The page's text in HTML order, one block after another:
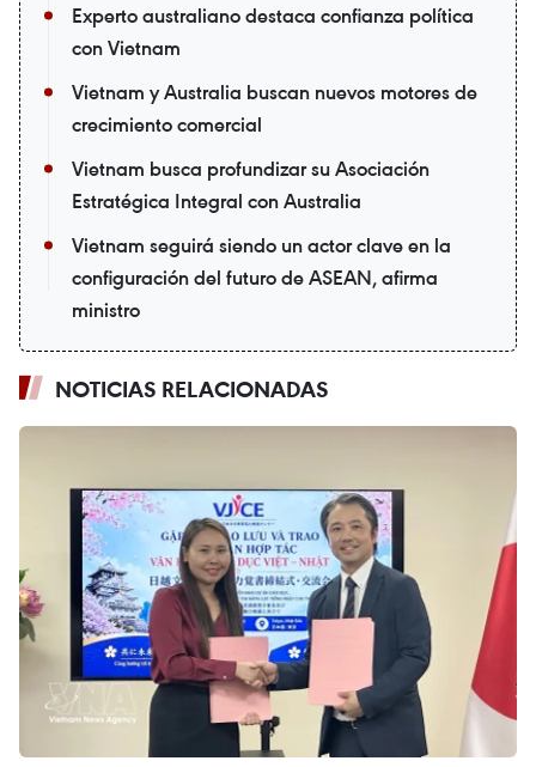
Experto australiano destaca confianza política
con Vietnam
Vietnam y Australia buscan nuevos motores de
crecimiento comercial
Vietnam busca profundizar su Asociación
Estratégica Integral con Australia
Vietnam seguirá siendo un actor clave en la
configuración del futuro de ASEAN, afirma
ministro
NOTICIAS RELACIONADAS